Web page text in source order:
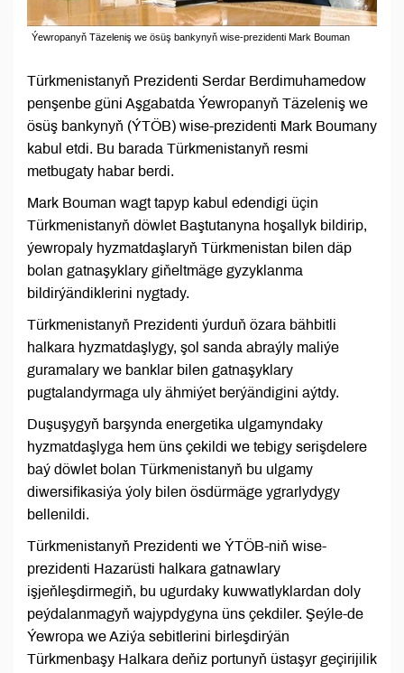
Ýewropanyň Täzeleniş we ösüş bankynyň wise-prezidenti Mark Bouman
Türkmenistanyň Prezidenti Serdar Berdimuhamedow
penşenbe güni Aşgabatda Ýewropanyň Täzeleniş we
ösüş bankynyň (ÝTÖB) wise-prezidenti Mark Boumany
kabul etdi. Bu barada Türkmenistanyň resmi
metbugaty habar berdi.
Mark Bouman wagt tapyp kabul edendigi üçin
Türkmenistanyň döwlet Baştutanyna hoşallyk bildirip,
ýewropaly hyzmatdaşlaryň Türkmenistan bilen däp
bolan gatnaşyklary giňeltmäge gyzyklanma
bildirýändiklerini nygtady.
Türkmenistanyň Prezidenti ýurduň özara bähbitli
halkara hyzmatdaşlygy, şol sanda abraýly maliýe
guramalary we banklar bilen gatnaşyklary
pugtalandyrmaga uly ähmiýet berýändigini aýtdy.
Duşuşygyň barşynda energetika ulgamyndaky
hyzmatdaşlyga hem üns çekildi we tebigy serişdelere
baý döwlet bolan Türkmenistanyň bu ulgamy
diwersifikasiýa ýoly bilen ösdürmäge ygrarlydygy
bellenildi.
Türkmenistanyň Prezidenti we ÝTÖB-niň wise-
prezidenti Hazarüsti halkara gatnawlary
işjeňleşdirmegiň, bu ugurdaky kuwwatlyklardan doly
peýdalanmagyň wajypdygyna üns çekdiler. Şeýle-de
Ýewropa we Aziýa sebitlerini birleşdirýän
Türkmenbaşy Halkara deňiz portunyň üstaşyr geçirijilik